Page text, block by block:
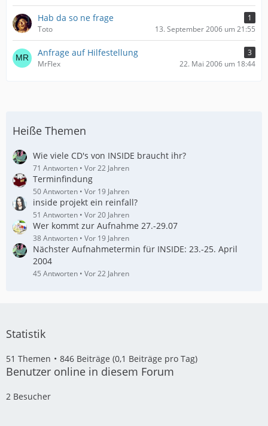
Hab da so ne frage
1
Toto
13. September 2006 um 21:55
Anfrage auf Hilfestellung
3
MrFlex
22. Mai 2006 um 18:44
Heiße Themen
Wie viele CD's von INSIDE braucht ihr?
71 Antworten Vor 22 Jahren
Terminfindung
50 Antworten Vor 19 Jahren
inside projekt ein reinfall?
51 Antworten Vor 20 Jahren
Wer kommt zur Aufnahme 27.-29.07
38 Antworten Vor 19 Jahren
Nächster Aufnahmetermin für INSIDE: 23.-25. April
2004
45 Antworten Vor 22 Jahren
Statistik
51 Themen 846 Beiträge (0,1 Beiträge pro Tag)
Benutzer online in diesem Forum
2 Besucher